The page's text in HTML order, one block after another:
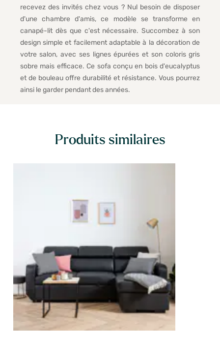
recevez des invités chez vous ? Nul besoin de disposer
d'une chambre d'amis, ce modèle se transforme en
canapé-lit dès que c'est nécessaire. Succombez à son
design simple et facilement adaptable à la décoration de
votre salon, avec ses lignes épurées et son coloris gris
sobre mais efficace. Ce sofa conçu en bois d'eucalyptus
et de bouleau offre durabilité et résistance. Vous pourrez
ainsi le garder pendant des années.
Produits similaires